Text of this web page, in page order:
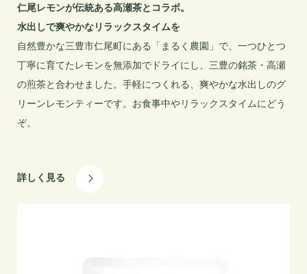
仁尾レモンが伝統ある高瀬茶とコラボ。
水出しで爽やかなリラックスタイムを
自然豊かな三豊市仁尾町にある「まるく農園」で、一つひとつ
丁寧に育てたレモンを無添加でドライにし、三豊の銘茶・高瀬
の煎茶と合わせました。手軽につくれる、爽やかな水出しのグ
リーンレモンティーです。お食事中やリラックスタイムにどう
ぞ。
詳しく見る